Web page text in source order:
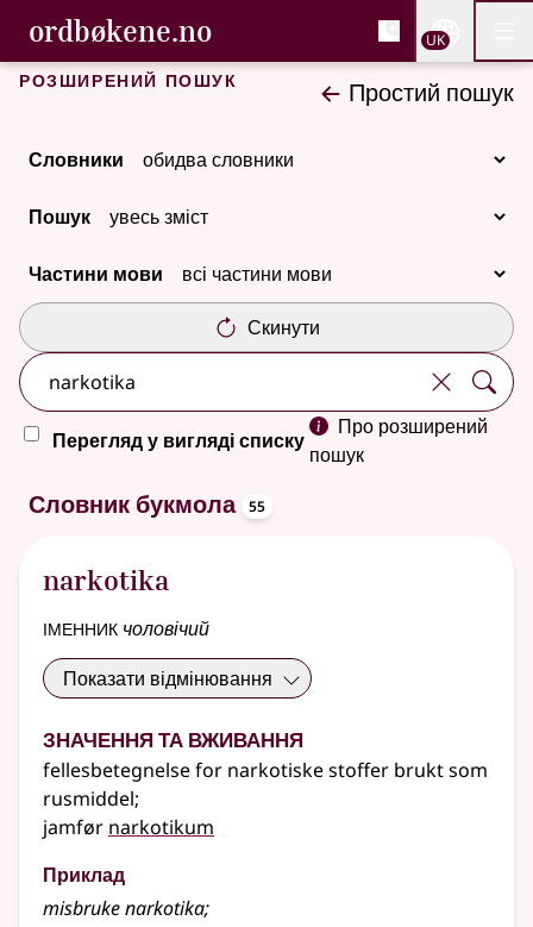
Перейти до основного вмісту
Доступність
ordbøkene.no, Cловник букмола та
Cловник букмола та Словник нюношка
UK
Розширений пошук Простий пошук
Словники
Пошук
Частини мови
Скинути
Перегляд у вигляді списку
Про розширений
пошук
106 результатів
Словник букмола 55
narkotika
іменник чоловічий
Показати відмінювання
Значення та вживання
fellesbetegnelse for narkotiske stoffer brukt som
rusmiddel;
jamfør narkotikum
Приклад
misbruke narkotika;